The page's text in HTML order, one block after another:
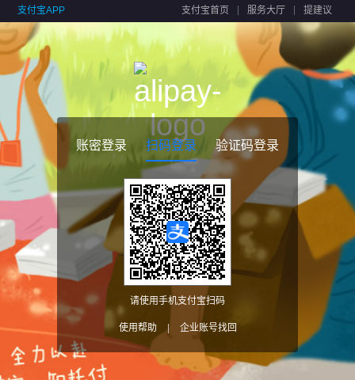
支付宝APP 支付宝首页 服务大厅 提建议
账密登录 扫码登录 验证码登录
请使用手机支付宝扫码
使用帮助 | 企业账号找回